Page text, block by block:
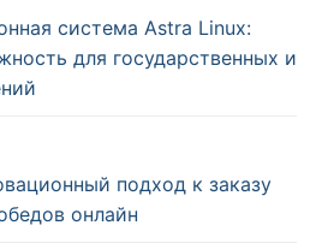
система Astra Linux:
для государственных и
подход к заказу
онлайн